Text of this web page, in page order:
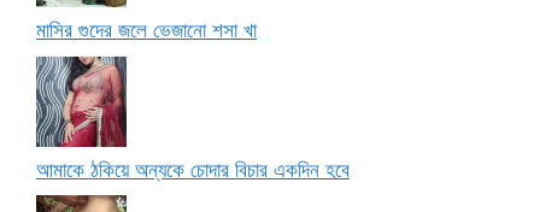
মাসির গুদের জলে ভেজানো শসা খা
আমাকে ঠকিয়ে অন্যকে চোদার বিচার একদিন হবে